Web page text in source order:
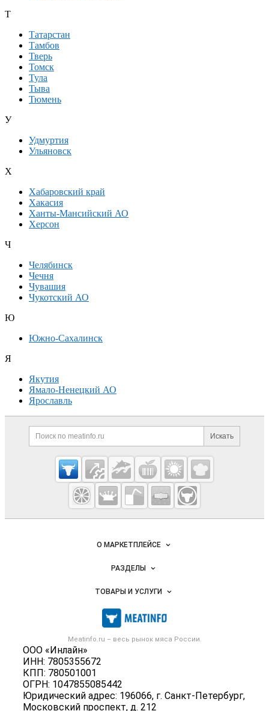
Т
Татарстан
Тамбов
Тверь
Томск
Тула
Тыва
Тюмень
У
Удмуртия
Ульяновск
Х
Хабаровский край
Хакасия
Ханты-Мансийский АО
Херсон
Ч
Челябинск
Чечня
Чувашия
Чукотский АО
Ю
Южно-Сахалинск
Я
Якутия
Ямало-Ненецкий АО
Ярославль
Дополнительная информация
Поиск по сайту и
Искать
Cсылки на полезные проекты
Meatinfo.ru —
мясо и
мясопродукты
Важные разделы и контакты
Meatinfo.ru – весь рынок мяса России.
ООО «Инлайн»
ИНН: 7805355672
КПП: 780501001
ОГРН: 1047855085442
Юридический адрес: 196066, г. Санкт-Петербург,
Московский проспект, д. 212
Навигация по сайтуО МАРКЕТПЛЕЙСЕ
Новости Meatinfo.ru
Размещение рекламы
Публичная оферта
Контактная информация
Политика обработки персональных данных
РАЗДЕЛЫ
Объявления
Новости рынка
Мониторинг
Вакансии
ТОВАРЫ И УСЛУГИ
Мясо, мясопродукты
Скот в живом весе
Колбасы, сосиски, деликатесы
Мясные полуфабрикаты
Мясные снеки
Яйца